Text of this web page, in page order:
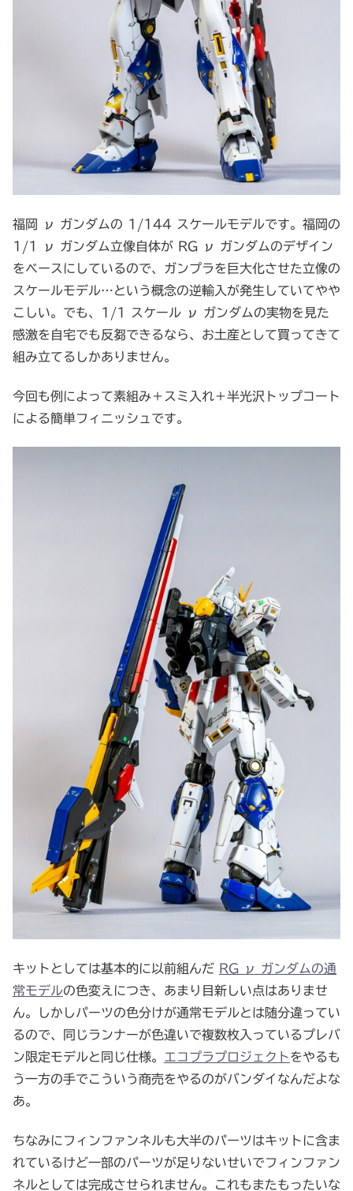
福岡 ν ガンダムの 1/144 スケールモデルです。福岡の
1/1 ν ガンダム立像自体が RG ν ガンダムのデザイン
をベースにしているので、ガンプラを巨大化させた立像の
スケールモデル…という概念の逆輸入が発生していてやや
こしい。でも、1/1 スケール ν ガンダムの実物を見た
感激を自宅でも反芻できるなら、お土産として買ってきて
組み立てるしかありません。
今回も例によって素組み＋スミ入れ＋半光沢トップコート
による簡単フィニッシュです。
キットとしては基本的に以前組んだ RG ν ガンダムの通
常モデルの色変えにつき、あまり目新しい点はありませ
ん。しかしパーツの色分けが通常モデルとは随分違ってい
るので、同じランナーが色違いで複数枚入っているプレバ
ン限定モデルと同じ仕様。
エコプラプロジェクトをやるも
う一方の手でこういう商売をやるのがバンダイなんだよな
あ。
ちなみにフィンファンネルも大半のパーツはキットに含ま
れているけど一部のパーツが足りないせいでフィンファン
ネルとしては完成させられません。これもまたもったいな